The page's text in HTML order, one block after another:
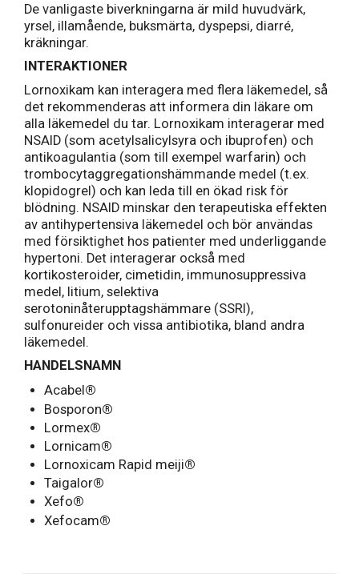
De vanligaste biverkningarna är mild huvudvärk,
yrsel, illamående, buksmärta, dyspepsi, diarré,
kräkningar.
INTERAKTIONER
Lornoxikam kan interagera med flera läkemedel, så
det rekommenderas att informera din läkare om
alla läkemedel du tar. Lornoxikam interagerar med
NSAID (som acetylsalicylsyra och ibuprofen) och
antikoagulantia (som till exempel warfarin) och
trombocytaggregationshämmande medel (t.ex.
klopidogrel) och kan leda till en ökad risk för
blödning. NSAID minskar den terapeutiska effekten
av antihypertensiva läkemedel och bör användas
med försiktighet hos patienter med underliggande
hypertoni. Det interagerar också med
kortikosteroider, cimetidin, immunosuppressiva
medel, litium, selektiva
serotoninåterupptagshämmare (SSRI),
sulfonureider och vissa antibiotika, bland andra
läkemedel.
HANDELSNAMN
Acabel ®
Bosporon®
Lormex®
Lornicam®
Lornoxicam Rapid meiji®
Taigalor®
Xefo®
Xefocam®